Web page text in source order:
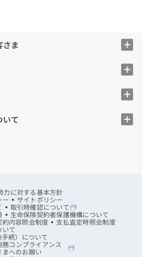
ま
いて
力に対する基本方針
ー サイトポリシー
取引時確認について
生命保険契約者保護機構について
内容照会制度 支払査定時照会制度
いて
続）について
務コンプライアンス
へのお願い